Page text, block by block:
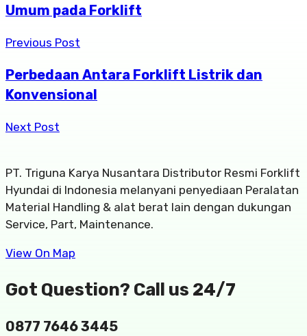
Umum pada Forklift
Previous Post
Perbedaan Antara Forklift Listrik dan
Konvensional
Next Post
PT. Triguna Karya Nusantara Distributor Resmi Forklift
Hyundai di Indonesia melanyani penyediaan Peralatan
Material Handling & alat berat lain dengan dukungan
Service, Part, Maintenance.
View On Map
Got Question? Call us 24/7
0877 7646 3445